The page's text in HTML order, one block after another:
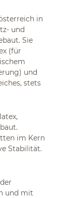
in
und
Sie
(für
und
stets
im Kern
Stabilität.
und mit